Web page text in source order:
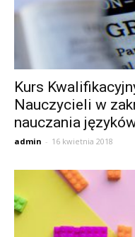
Kurs
Nauczycieli w
nauczania
admin - 16 kwietnia 2018